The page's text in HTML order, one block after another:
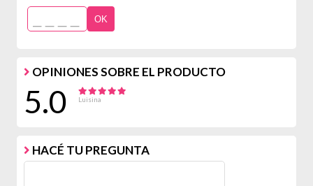
OK
OPINIONES SOBRE EL PRODUCTO
5.0 Luisina
HACÉ TU PREGUNTA